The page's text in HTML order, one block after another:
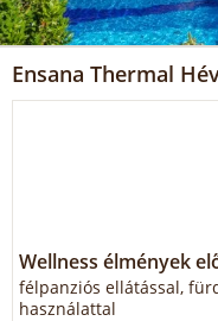
Ensana Thermal
Wellness élmények
félpanziós ellátással,
használattal